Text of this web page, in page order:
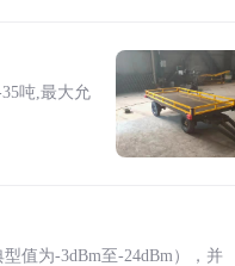
吨,最大允
值为-3dBm至-24dBm），并